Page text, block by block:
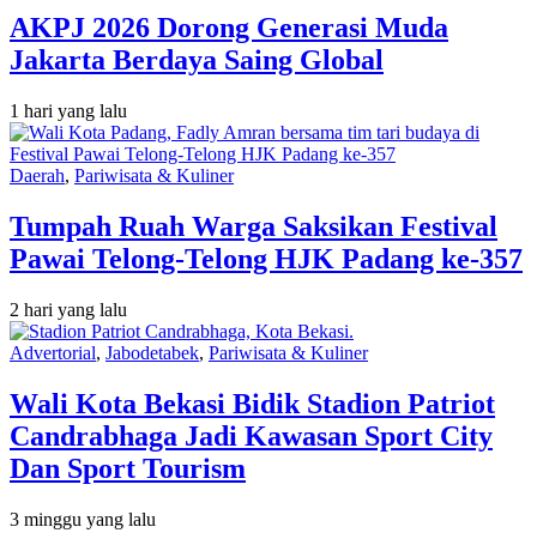
AKPJ 2026 Dorong Generasi Muda
Jakarta Berdaya Saing Global
1 hari yang lalu
Daerah, Pariwisata & Kuliner
Tumpah Ruah Warga Saksikan Festival
Pawai Telong-Telong HJK Padang ke-357
2 hari yang lalu
Advertorial, Jabodetabek, Pariwisata & Kuliner
Wali Kota Bekasi Bidik Stadion Patriot
Candrabhaga Jadi Kawasan Sport City
Dan Sport Tourism
3 minggu yang lalu